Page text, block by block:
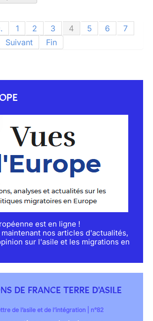
1 2 3 4 5 6
7
Suivant Fin
est en ligne !
nos articles d'actualités,
sur l'asile et les migrations en
DE FRANCE TERRE D'ASILE
de l’asile et de l’intégration | n°82